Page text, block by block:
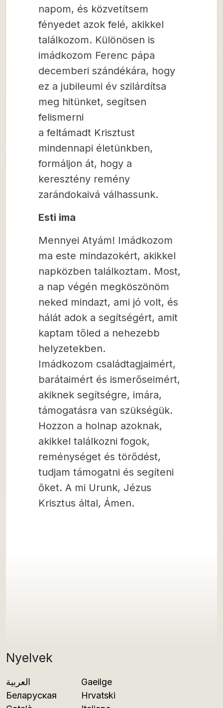
Nyelvek
العربية
Беларуская
Gaeilge
Hrvatski
napom, és közvetítsem
fényedet azok felé, akikkel
találkozom. Különösen is
imádkozom Ferenc pápa
decemberi szándékára, hogy
ez a jubileumi év szilárdítsa
meg hitünket, segítsen
felismerni
a feltámadt Krisztust
mindennapi életünkben,
formáljon át, hogy a
keresztény remény
zarándokaivá válhassunk.
Esti ima
Mennyei Atyám! Imádkozom
ma este mindazokért, akikkel
napközben találkoztam. Most,
a nap végén megköszönöm
neked mindazt, ami jó volt, és
hálát adok a segítségért, amit
kaptam tőled a nehezebb
helyzetekben.
Imádkozom családtagjaimért,
barátaimért és ismerőseimért,
akiknek segítségre, imára,
támogatásra van szükségük.
Hozzon a holnap azoknak,
akikkel találkozni fogok,
reménységet és törődést,
tudjam támogatni és segíteni
őket. A mi Urunk, Jézus
Krisztus által, Ámen.